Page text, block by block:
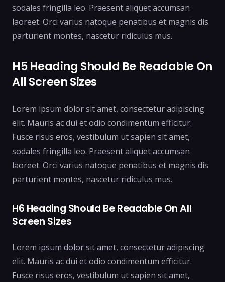
sodales fringilla leo. Praesent aliquet accumsan
laoreet. Orci varius natoque penatibus et magnis dis
parturient montes, nascetur ridiculus mus.
H5 Heading Should Be Readable On
All Screen Sizes
Lorem ipsum dolor sit amet, consectetur adipiscing
elit. Mauris ac dui et odio condimentum efficitur.
Fusce risus eros, vestibulum ut sapien sit amet,
sodales fringilla leo. Praesent aliquet accumsan
laoreet. Orci varius natoque penatibus et magnis dis
parturient montes, nascetur ridiculus mus.
H6 Heading Should Be Readable On All
Screen Sizes
Lorem ipsum dolor sit amet, consectetur adipiscing
elit. Mauris ac dui et odio condimentum efficitur.
Fusce risus eros, vestibulum ut sapien sit amet,